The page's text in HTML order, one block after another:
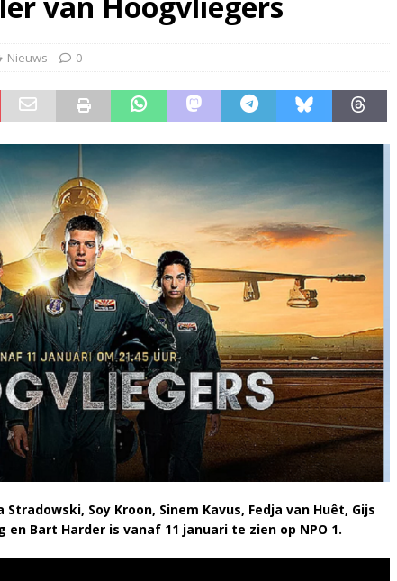
lanceert Jolene Country Radio
Nieuws 0
Stradowski, Soy Kroon, Sinem Kavus, Fedja van Huêt, Gijs
en Bart Harder is vanaf 11 januari te zien op NPO 1.